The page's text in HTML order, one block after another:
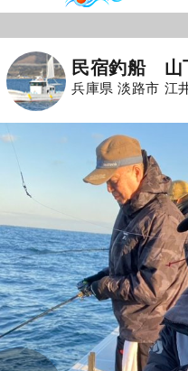
民宿釣船 山
兵庫県 淡路市 江